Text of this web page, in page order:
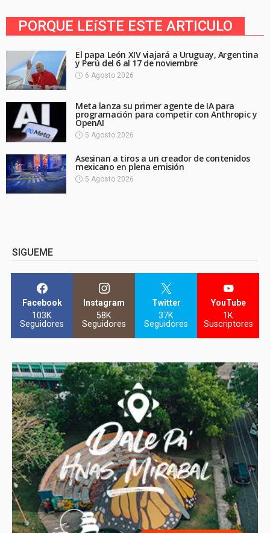
PORQUE LEíSTE ESTE ARTICULO
El papa León XIV viajará a Uruguay, Argentina
y Perú del 6 al 17 de noviembre
6 Agosto 2026
Meta lanza su primer agente de IA para
programación para competir con Anthropic y
OpenAI
5 Agosto 2026
Asesinan a tiros a un creador de contenidos
mexicano en plena emisión
5 Agosto 2026
SIGUEME
Facebook
103K
Seguidores
Instagram
58K
Seguidores
Twitter
37K
Seguidores
YouTube
1K
Suscriptores